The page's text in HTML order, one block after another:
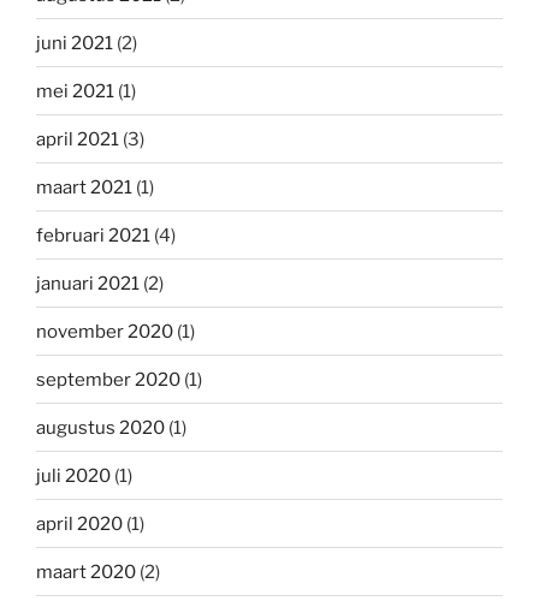
juni 2021 (2)
mei 2021 (1)
april 2021 (3)
maart 2021 (1)
februari 2021 (4)
januari 2021 (2)
november 2020 (1)
september 2020 (1)
augustus 2020 (1)
juli 2020 (1)
april 2020 (1)
maart 2020 (2)